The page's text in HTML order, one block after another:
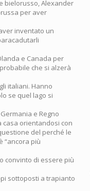
bielorusso, Alexander
per aver
inventato un
e Canada per
che si alzerà
italiani. Hanno
se quel lago si
e Regno
casa orientandosi con
del perché le
“ancora più
convinto di essere più
sottoposti a trapianto